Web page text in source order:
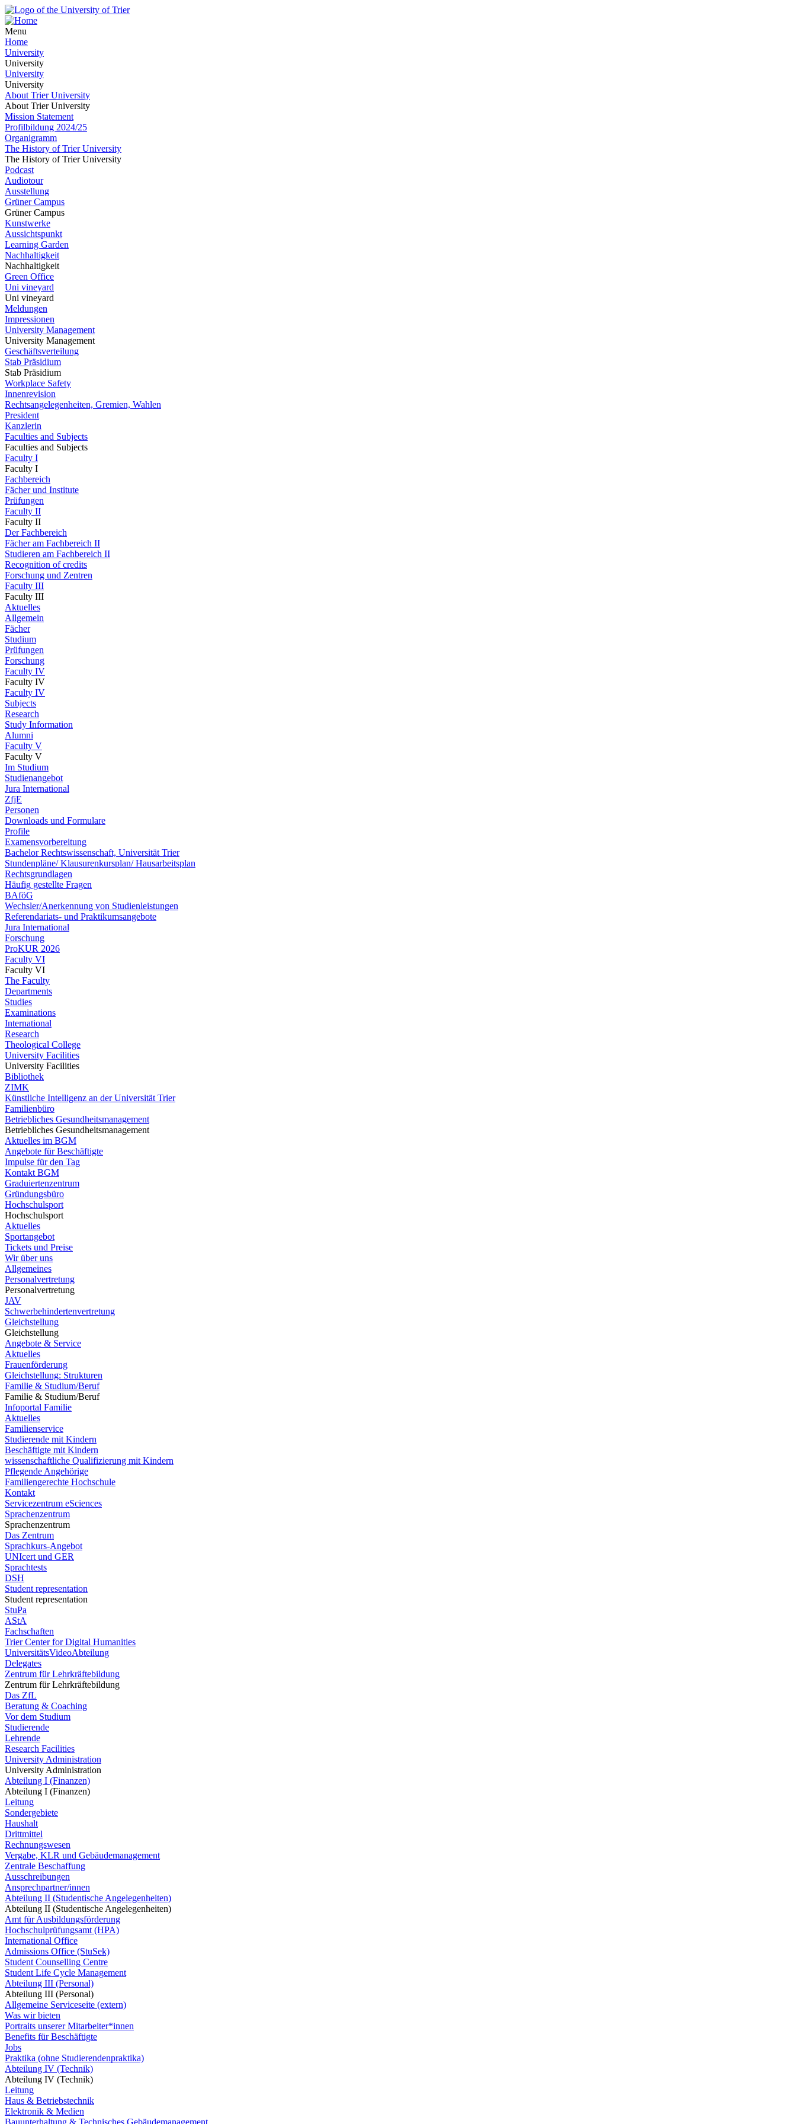
Menu
Home
University
University
University
University
About Trier University
About Trier University
Mission Statement
Profilbildung 2024/25
Organigramm
The History of Trier University
The History of Trier University
Podcast
Audiotour
Ausstellung
Grüner Campus
Grüner Campus
Kunstwerke
Aussichtspunkt
Learning Garden
Nachhaltigkeit
Nachhaltigkeit
Green Office
Uni vineyard
Uni vineyard
Meldungen
Impressionen
University Management
University Management
Geschäftsverteilung
Stab Präsidium
Stab Präsidium
Workplace Safety
Innenrevision
Rechtsangelegenheiten, Gremien, Wahlen
President
Kanzlerin
Faculties and Subjects
Faculties and Subjects
Faculty I
Faculty I
Fachbereich
Fächer und Institute
Prüfungen
Faculty II
Faculty II
Der Fachbereich
Fächer am Fachbereich II
Studieren am Fachbereich II
Recognition of credits
Forschung und Zentren
Faculty III
Faculty III
Aktuelles
Allgemein
Fächer
Studium
Prüfungen
Forschung
Faculty IV
Faculty IV
Faculty IV
Subjects
Research
Study Information
Alumni
Faculty V
Faculty V
Im Studium
Studienangebot
Jura International
ZfjE
Personen
Downloads und Formulare
Profile
Examensvorbereitung
Bachelor Rechtswissenschaft, Universität Trier
Stundenpläne/ Klausurenkursplan/ Hausarbeitsplan
Rechtsgrundlagen
Häufig gestellte Fragen
BAföG
Wechsler/Anerkennung von Studienleistungen
Referendariats- und Praktikumsangebote
Jura International
Forschung
ProKUR 2026
Faculty VI
Faculty VI
The Faculty
Departments
Studies
Examinations
International
Research
Theological College
University Facilities
University Facilities
Bibliothek
ZIMK
Künstliche Intelligenz an der Universität Trier
Familienbüro
Betriebliches Gesundheitsmanagement
Betriebliches Gesundheitsmanagement
Aktuelles im BGM
Angebote für Beschäftigte
Impulse für den Tag
Kontakt BGM
Graduiertenzentrum
Gründungsbüro
Hochschulsport
Hochschulsport
Aktuelles
Sportangebot
Tickets und Preise
Wir über uns
Allgemeines
Personalvertretung
Personalvertretung
JAV
Schwerbehindertenvertretung
Gleichstellung
Gleichstellung
Angebote & Service
Aktuelles
Frauenförderung
Gleichstellung: Strukturen
Familie & Studium/Beruf
Familie & Studium/Beruf
Infoportal Familie
Aktuelles
Familienservice
Studierende mit Kindern
Beschäftigte mit Kindern
wissenschaftliche Qualifizierung mit Kindern
Pflegende Angehörige
Familiengerechte Hochschule
Kontakt
Servicezentrum eSciences
Sprachenzentrum
Sprachenzentrum
Das Zentrum
Sprachkurs-Angebot
UNIcert und GER
Sprachtests
DSH
Student representation
Student representation
StuPa
AStA
Fachschaften
Trier Center for Digital Humanities
UniversitätsVideoAbteilung
Delegates
Zentrum für Lehrkräftebildung
Zentrum für Lehrkräftebildung
Das ZfL
Beratung & Coaching
Vor dem Studium
Studierende
Lehrende
Research Facilities
University Administration
University Administration
Abteilung I (Finanzen)
Abteilung I (Finanzen)
Leitung
Sondergebiete
Haushalt
Drittmittel
Rechnungswesen
Vergabe, KLR und Gebäudemanagement
Zentrale Beschaffung
Ausschreibungen
Ansprechpartner/innen
Abteilung II (Studentische Angelegenheiten)
Abteilung II (Studentische Angelegenheiten)
Amt für Ausbildungsförderung
Hochschulprüfungsamt (HPA)
International Office
Admissions Office (StuSek)
Student Counselling Centre
Student Life Cycle Management
Abteilung III (Personal)
Abteilung III (Personal)
Allgemeine Serviceseite (extern)
Was wir bieten
Portraits unserer Mitarbeiter*innen
Benefits für Beschäftigte
Jobs
Praktika (ohne Studierendenpraktika)
Abteilung IV (Technik)
Abteilung IV (Technik)
Leitung
Haus & Betriebstechnik
Elektronik & Medien
Bauunterhaltung & Technisches Gebäudemanagement